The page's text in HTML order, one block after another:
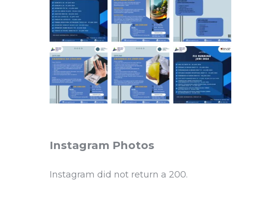
Instagram Photos
Instagram did not return a 200.